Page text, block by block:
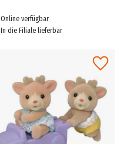
Online verfügbar
In die Filiale lieferbar